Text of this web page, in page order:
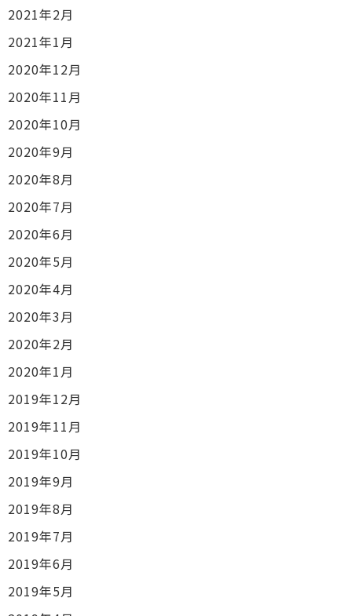
2021年2月
2021年1月
2020年12月
2020年11月
2020年10月
2020年9月
2020年8月
2020年7月
2020年6月
2020年5月
2020年4月
2020年3月
2020年2月
2020年1月
2019年12月
2019年11月
2019年10月
2019年9月
2019年8月
2019年7月
2019年6月
2019年5月